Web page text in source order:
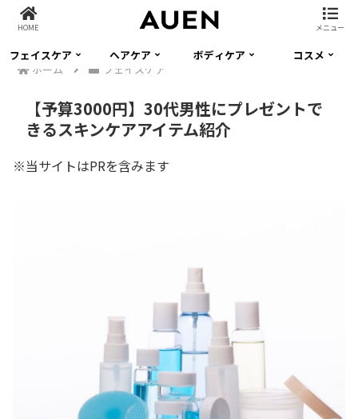
フェイスケア ヘアケア ボディケア
コスメ
ホーム
フェイスケア
【予算3000円】30代男性にプレゼントで
きるスキンケアアイテム紹介
※当サイトはPRを含みます
HOME メニュー